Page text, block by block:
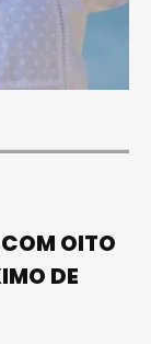
OITO
DE